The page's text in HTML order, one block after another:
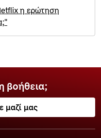
η ερώτηση
βοήθεια;
μαζί μας